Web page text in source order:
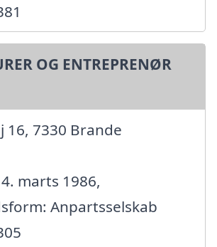
OG ENTREPRENØR
16, 7330 Brande
marts 1986,
Anpartsselskab